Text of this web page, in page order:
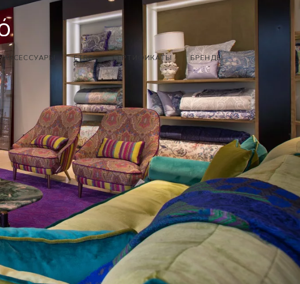
АКСЕССУАРЫ ETRO СЕРТИФИКАТЫ БРЕНДЫ